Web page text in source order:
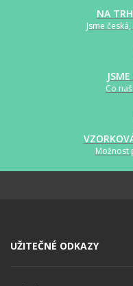
NA
Jsme
Co
Možnost
UŽITEČNÉ ODKAZY